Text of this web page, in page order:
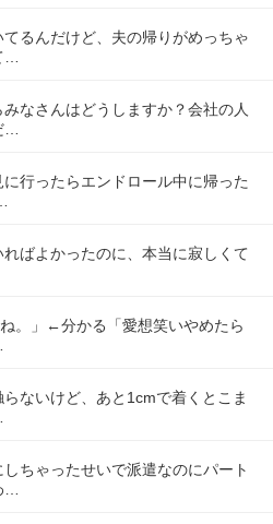
るんだけど、夫の帰りがめっちゃ
なさんはどうしますか？会社の人
行ったらエンドロール中に帰った
ばよかったのに、本当に寂しくて
。」←分かる「愛想笑いやめたら
ないけど、あと1cmで着くとこま
ちゃったせいで派遣なのにパート